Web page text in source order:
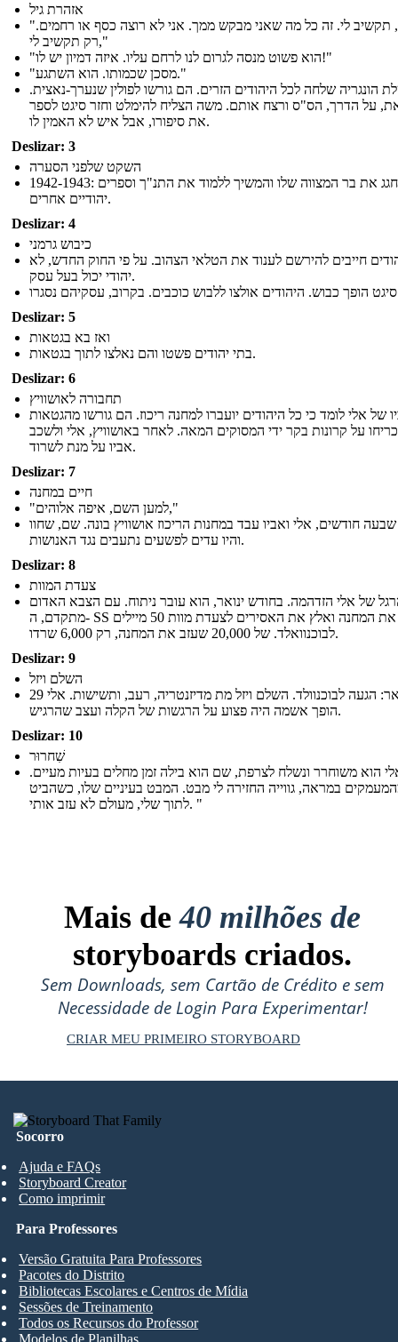
אזהרת גיל
"יהודים, תקשיב לי. זה כל מה שאני מבקש ממך. אני לא רוצה כסף או רחמים.
רק תקשיב לי,"
"הוא פשוט מנסה לגרום לנו לרחם עליו. איזה דמיון יש לו!"
"מסכן שכמותו. הוא השתגע."
הונגריה שלחה לכל היהודים הזרים. הם גורשו לפולין שנערך-נאצית.
על הדרך, הס"ס ורצח אותם. משה הצליח להימלט וחזר סיגט לספר
את סיפורו, אבל איש לא האמין לו.
Deslizar: 3
השקט שלפני הסערה
1942-1943: אלי חגג את בר המצווה שלו והמשיך ללמוד את התנ"ך וספרים
יהודיים אחרים.
Deslizar: 4
כיבוש גרמני
חייבים להירשם לענוד את הטלאי הצהוב. על פי החוק החדש, לא
יהודי יכול בעל עסק.
Deslizar: 5
ואז בא בגטאות
בתי יהודים פשטו והם נאלצו לתוך בגטאות.
Deslizar: 6
תחבורה לאושוויץ
של אלי לומד כי כל היהודים יועברו למחנה ריכוז. הם גורשו מהגטאות
על קרונות בקר ידי המסוקים המאה. לאחר באושוויץ, אלי ולשכב
אביו על מנת לשרוד.
Deslizar: 7
חיים במחנה
"למען השם, איפה אלוהים,"
חודשים, אלי ואביו עבד במחנות הריכוז אושוויץ בונה. שם, שחוו
והיו עדים לפשעים נתעבים נגד האנושות.
Deslizar: 8
צעדת המוות
של אלי הזדהמה. בחודש ינואר, הוא עובר ניתוח. עם הצבא האדום
מתקדם, ה- SS את המחנה ואלץ את האסירים לצעדת מוות 50 מיילים
לבוכנוואלד. של 20,000 שעזב את המחנה, רק 6,000 שרדו.
Deslizar: 9
השלם ויזל
29 בינואר: הגעה לבוכנוולד. השלם ויזל מת מדיזנטריה, רעב, ותשישות. אלי
הופך אשמה היה פצוע על הרגשות של הקלה ועצב שהרגיש.
Deslizar: 10
שִׁחרוּר
הוא משוחרר ונשלח לצרפת, שם הוא בילה זמן מחלים בעיות מעיים.
במראה, גווייה החזירה לי מבט. המבט בעיניים שלו, כשהביט
לתוך שלי, מעולם לא עזב אותי. "
Mais de40 milhões de
storyboards criados.
Sem Downloads, sem Cartão de Crédito e sem
Necessidade de Login Para Experimentar!
CRIAR MEU PRIMEIRO STORYBOARD
Socorro
Ajuda e FAQs
Storyboard Creator
Como imprimir
Para Professores
Versão Gratuita Para Professores
Pacotes do Distrito
Bibliotecas Escolares e Centros de Mídia
Sessões de Treinamento
Todos os Recursos do Professor
Modelos de Planilhas